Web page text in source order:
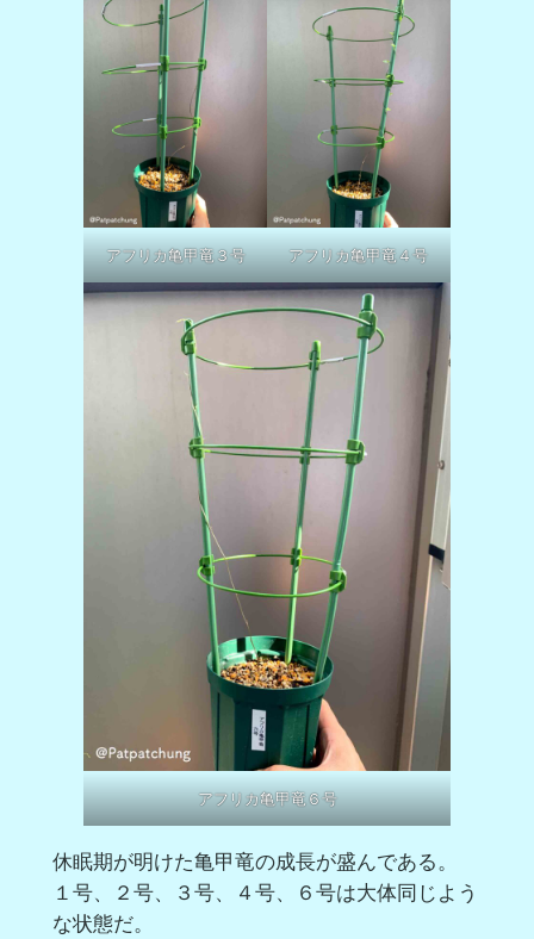
アフリカ亀甲竜３号 アフリカ亀甲竜４号
アフリカ亀甲竜６号
休眠期が明けた亀甲竜の成長が盛んである。
１号、２号、３号、４号、６号は大体同じよう
な状態だ。